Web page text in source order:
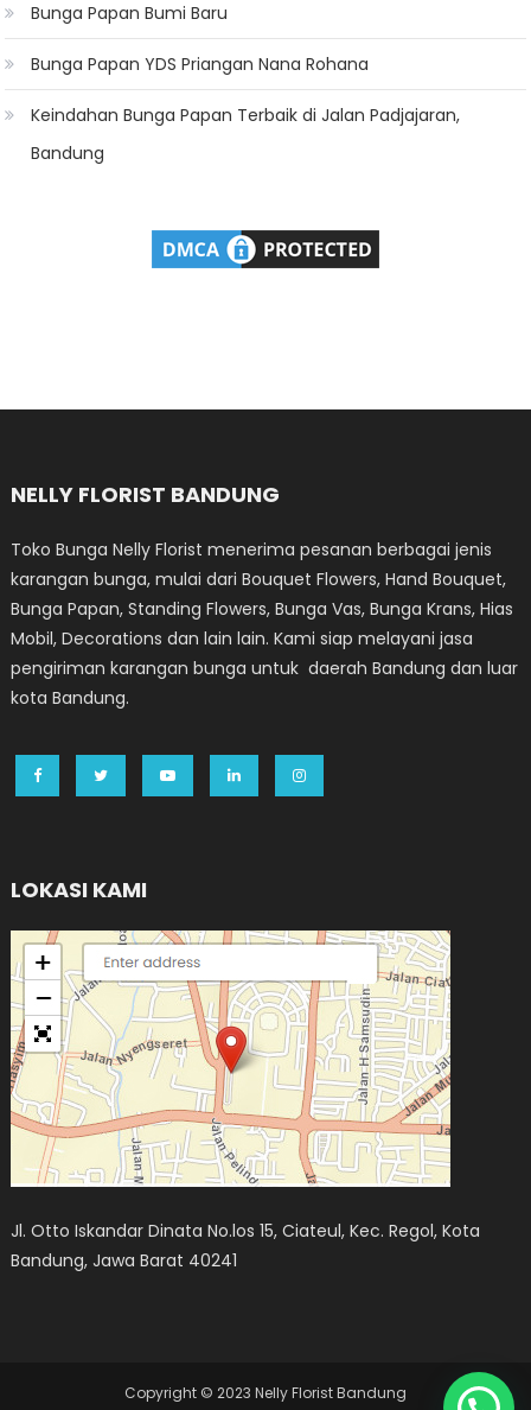
Bunga Papan Bumi Baru
Bunga Papan YDS Priangan Nana Rohana
Keindahan Bunga Papan Terbaik di Jalan Padjajaran,
Bandung
NELLY FLORIST BANDUNG
Toko Bunga Nelly Florist menerima pesanan berbagai jenis
karangan bunga, mulai dari Bouquet Flowers, Hand Bouquet,
Bunga Papan, Standing Flowers, Bunga Vas, Bunga Krans, Hias
Mobil, Decorations dan lain lain. Kami siap melayani jasa
pengiriman karangan bunga untuk daerah Bandung dan luar
kota Bandung.
LOKASI KAMI
Jl. Otto Iskandar Dinata No.los 15, Ciateul, Kec. Regol, Kota
Bandung, Jawa Barat 40241
Copyright © 2023 Nelly Florist Bandung